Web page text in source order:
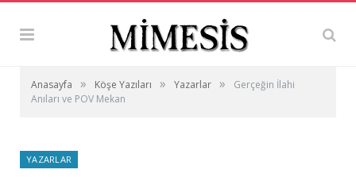
Anasayfa » Köşe Yazıları » Yazarlar »
Gerçeğin İlahi
Anıları ve POV Mekan
YAZARLAR